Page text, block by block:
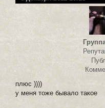
плюс ))))
у меня тоже бывало такое